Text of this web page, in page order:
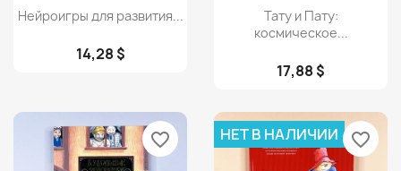
Просмотр
Нейроигры для развития...
14,28 $
Просмотр
Тату и Пату:
космическое...
17,88 $
favorite_border НЕТ В НАЛИЧИИ favorite_border